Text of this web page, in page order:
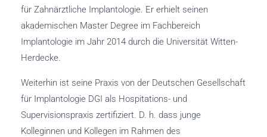
für Zahnärztliche Implantologie. Er erhielt seinen
akademischen Master Degree im Fachbereich
Implantologie im Jahr 2014 durch die Universität Witten-
Herdecke.
Weiterhin ist seine Praxis von der Deutschen Gesellschaft
für Implantologie DGI als Hospitations- und
Supervisionspraxis zertifiziert. D. h. dass junge
Kolleginnen und Kollegen im Rahmen des